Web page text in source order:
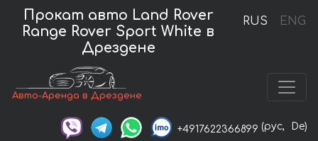
RUS ENG
Прокат авто Land Rover
Range Rover Sport White в
Дрездене
Авто-Аренда в Дрездене
+4917622366899 (рус, De)